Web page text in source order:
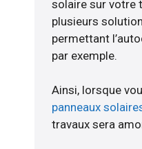
solaire sur votre
plusieurs
permettant
par exemple.
Ainsi, lorsque
panneaux
travaux sera